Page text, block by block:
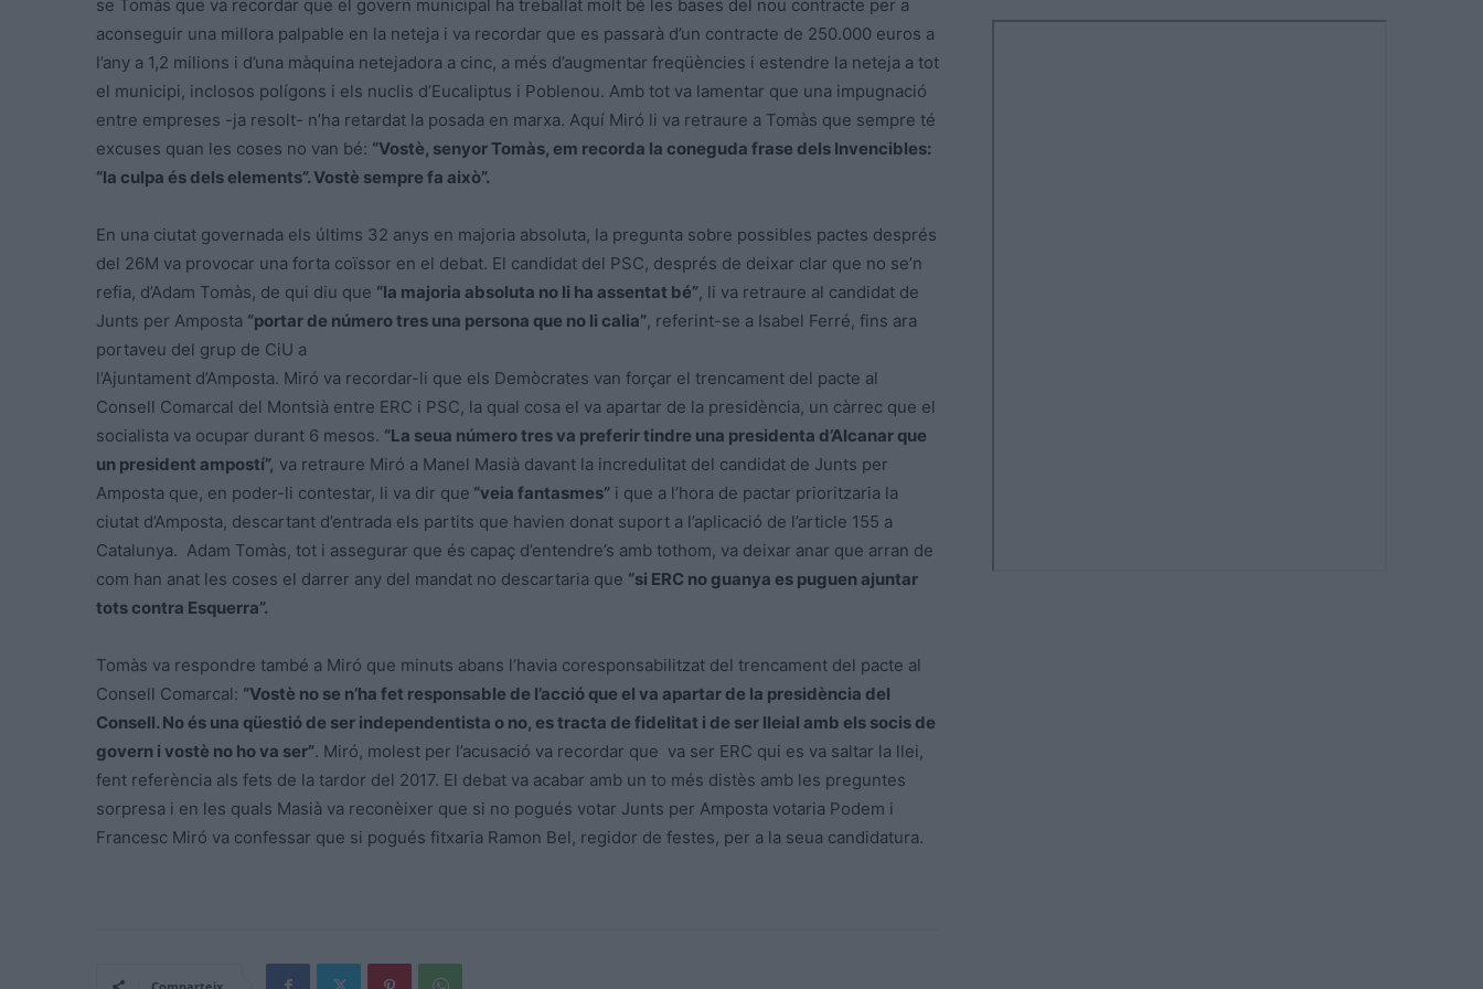
se Tomàs que va recordar que el govern municipal ha treballat molt bé les bases del nou contracte per a
aconseguir una millora palpable en la neteja i va recordar que es passarà d’un contracte de 250.000 euros a
l’any a 1,2 milions i d’una màquina netejadora a cinc, a més d’augmentar freqüències i estendre la neteja a tot
el municipi, inclosos polígons i els nuclis d’Eucaliptus i Poblenou. Amb tot va lamentar que una impugnació
entre empreses -ja resolt- n’ha retardat la posada en marxa. Aquí Miró li va retraure a Tomàs que sempre té
excuses quan les coses no van bé: “Vostè, senyor Tomàs, em recorda la coneguda frase dels Invencibles:
“la culpa és dels elements”. Vostè sempre fa això”.
En una ciutat governada els últims 32 anys en majoria absoluta, la pregunta sobre possibles pactes després
del 26M va provocar una forta coïssor en el debat. El candidat del PSC, després de deixar clar que no se’n
refia, d’Adam Tomàs, de qui diu que “la majoria absoluta no li ha assentat bé”, li va retraure al candidat de
Junts per Amposta “portar de número tres una persona que no li calia”, referint-se a Isabel Ferré, fins ara
portaveu del grup de CiU a
l’Ajuntament d’Amposta. Miró va recordar-li que els Demòcrates van forçar el trencament del pacte al
Consell Comarcal del Montsià entre ERC i PSC, la qual cosa el va apartar de la presidència, un càrrec que el
socialista va ocupar durant 6 mesos. “La seua número tres va preferir tindre una presidenta d’Alcanar que
un president ampostí”, va retraure Miró a Manel Masià davant la incredulitat del candidat de Junts per
Amposta que, en poder-li contestar, li va dir que “veia fantasmes” i que a l’hora de pactar prioritzaria la
ciutat d’Amposta, descartant d’entrada els partits que havien donat suport a l’aplicació de l’article 155 a
Catalunya. Adam Tomàs, tot i assegurar que és capaç d’entendre’s amb tothom, va deixar anar que arran de
com han anat les coses el darrer any del mandat no descartaria que “si ERC no guanya es puguen ajuntar
tots contra Esquerra”.
Tomàs va respondre també a Miró que minuts abans l’havia coresponsabilitzat del trencament del pacte al
Consell Comarcal: “Vostè no se n’ha fet responsable de l’acció que el va apartar de la presidència del
Consell. No és una qüestió de ser independentista o no, es tracta de fidelitat i de ser lleial amb els socis de
govern i vostè no ho va ser”. Miró, molest per l’acusació va recordar que va ser ERC qui es va saltar la llei,
fent referència als fets de la tardor del 2017. El debat va acabar amb un to més distès amb les preguntes
sorpresa i en les quals Masià va reconèixer que si no pogués votar Junts per Amposta votaria Podem i
Francesc Miró va confessar que si pogués fitxaria Ramon Bel, regidor de festes, per a la seua candidatura.